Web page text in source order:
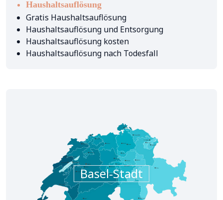
Haushaltsauflösung
Gratis Haushaltsauflösung
Haushaltsauflösung und Entsorgung
Haushaltsauflösung kosten
Haushaltsauflösung nach Todesfall
Basel-Stadt